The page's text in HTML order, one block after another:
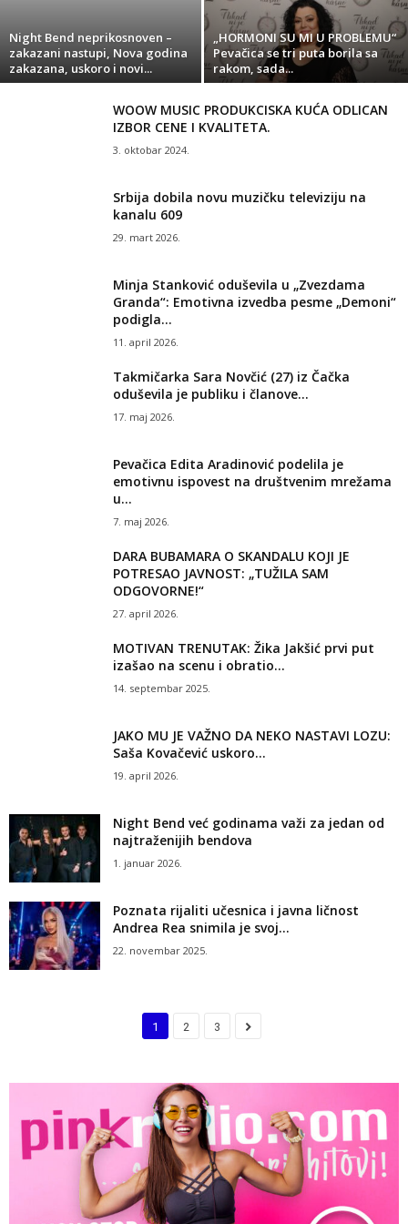
Night Bend neprikosnoven –
zakazani nastupi, Nova godina
zakazana, uskoro i novi...
„HORMONI SU MI U PROBLEMU“
Pevačica se tri puta borila sa
rakom, sada...
WOOW MUSIC PRODUKCISKA KUĆA ODLICAN
IZBOR CENE I KVALITETA.
3. oktobar 2024.
Srbija dobila novu muzičku televiziju na
kanalu 609
29. mart 2026.
Minja Stanković oduševila u „Zvezdama
Granda“: Emotivna izvedba pesme „Demoni“
podigla...
11. april 2026.
Takmičarka Sara Novčić (27) iz Čačka
oduševila je publiku i članove...
17. maj 2026.
Pevačica Edita Aradinović podelila je
emotivnu ispovest na društvenim mrežama
u...
7. maj 2026.
DARA BUBAMARA O SKANDALU KOJI JE
POTRESAO JAVNOST: „TUŽILA SAM
ODGOVORNE!“
27. april 2026.
MOTIVAN TRENUTAK: Žika Jakšić prvi put
izašao na scenu i obratio...
14. septembar 2025.
JAKO MU JE VAŽNO DA NEKO NASTAVI LOZU:
Saša Kovačević uskoro...
19. april 2026.
Night Bend već godinama važi za jedan od
najtraženijih bendova
1. januar 2026.
Poznata rijaliti učesnica i javna ličnost
Andrea Rea snimila je svoj...
22. novembar 2025.
1 2 3